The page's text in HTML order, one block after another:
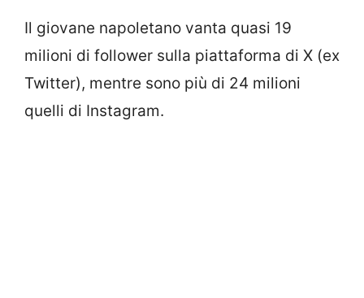
Il giovane napoletano vanta quasi 19
milioni di follower sulla piattaforma di X (ex
Twitter), mentre sono più di 24 milioni
quelli di Instagram.